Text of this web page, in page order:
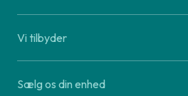
Vi tilbyder
Sælg os din enhed